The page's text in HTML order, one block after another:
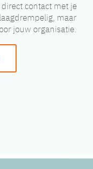
contact met je
maar
jouw organisatie.